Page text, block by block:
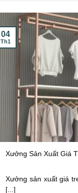
Xưởng Sản Xuất Giá
Xưởng sản xuất giá
[...]
04
Th1